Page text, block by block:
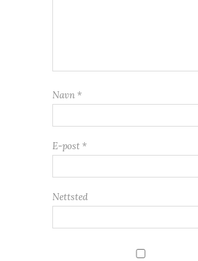
Navn *
E-post *
Nettsted